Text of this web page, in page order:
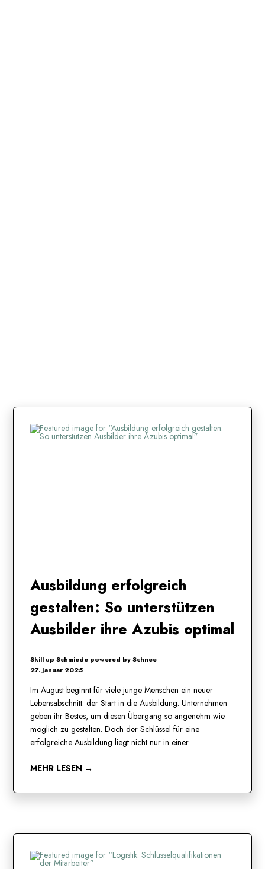
Ausbildung erfolgreich
gestalten: So unterstützen
Ausbilder ihre Azubis optimal
Skill up Schmiede powered by Schnee •
27. Januar 2025
Im August beginnt für viele junge Menschen ein neuer
Lebensabschnitt: der Start in die Ausbildung. Unternehmen
geben ihr Bestes, um diesen Übergang so angenehm wie
möglich zu gestalten. Doch der Schlüssel für eine
erfolgreiche Ausbildung liegt nicht nur in einer
MEHR LESEN →